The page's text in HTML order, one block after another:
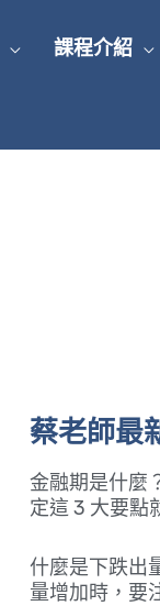
課程介紹
蔡老師最
金融期是什麼
定這 3 大要點
什麼是下跌出
量增加時，要